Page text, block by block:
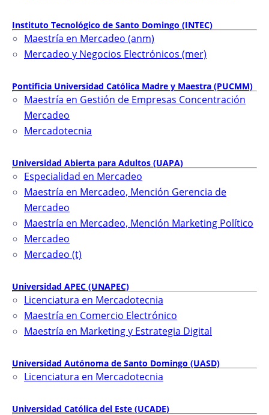
Instituto Tecnológico de Santo Domingo (INTEC)
Maestría en Mercadeo (anm)
Mercadeo y Negocios Electrónicos (mer)
Pontificia Universidad Católica Madre y Maestra (PUCMM)
Maestría en Gestión de Empresas Concentración
Mercadeo
Mercadotecnia
Universidad Abierta para Adultos (UAPA)
Especialidad en Mercadeo
Maestría en Mercadeo, Mención Gerencia de
Mercadeo
Maestría en Mercadeo, Mención Marketing Político
Mercadeo
Mercadeo (t)
Universidad APEC (UNAPEC)
Licenciatura en Mercadotecnia
Maestría en Comercio Electrónico
Maestría en Marketing y Estrategia Digital
Universidad Autónoma de Santo Domingo (UASD)
Licenciatura en Mercadotecnia
Universidad Católica del Este (UCADE)